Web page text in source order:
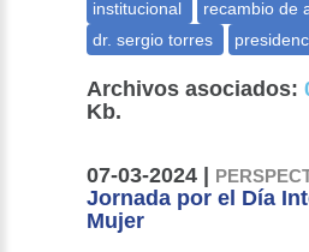
Archivos asociados:
Kb.
07-03-2024 |
Jornada por el Día
Mujer